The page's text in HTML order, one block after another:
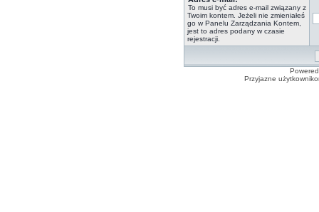
To musi być adres e-mail związany z
Twoim kontem. Jeżeli nie zmieniałeś
go w Panelu Zarządzania Kontem,
jest to adres podany w czasie
rejestracji.
Przyjazne